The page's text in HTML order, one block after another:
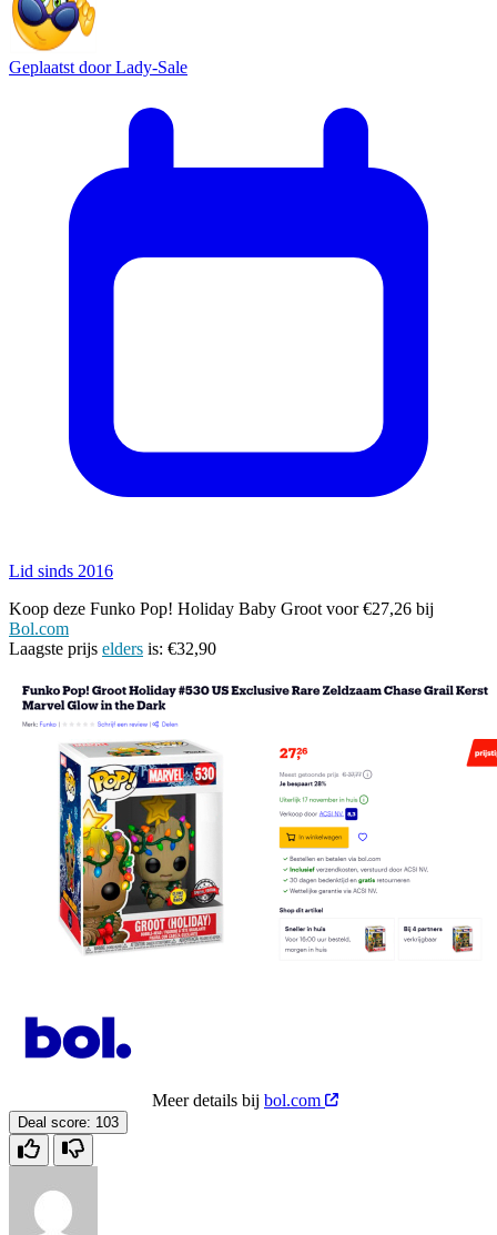
Geplaatst doorLady-Sale
Lid sinds 2016
Koop deze Funko Pop! Holiday Baby Groot voor €27,26 bij
Bol.com
Laagste prijs elders is: €32,90
Meer details bij bol.com
Deal score: 103